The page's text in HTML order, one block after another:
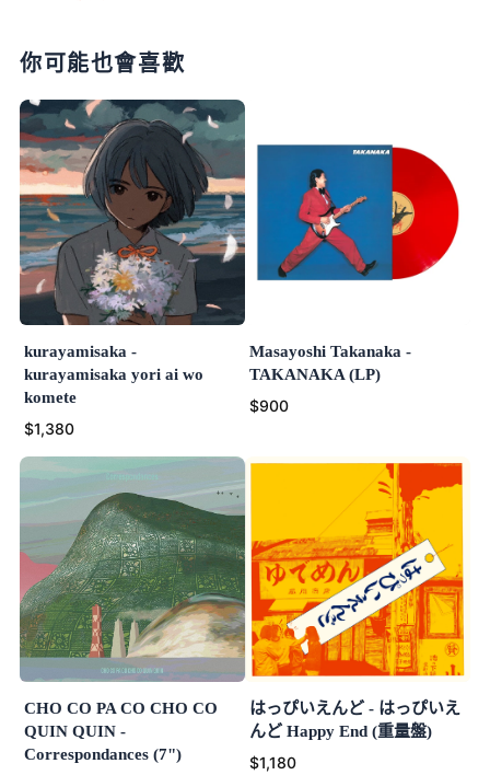
你可能也會喜歡
kurayamisaka -
kurayamisaka yori ai wo
komete
$1,380
Masayoshi Takanaka -
TAKANAKA (LP)
$900
CHO CO PA CO CHO CO
QUIN QUIN -
Correspondances (7")
はっぴいえんど - はっぴいえ
んど Happy End (重量盤)
$1,180